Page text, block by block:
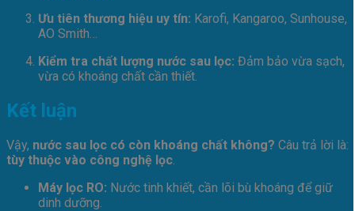
Ưu tiên thương hiệu uy tín: Karofi, Kangaroo, Sunhouse,
AO Smith…
Kiểm tra chất lượng nước sau lọc: Đảm bảo vừa sạch,
vừa có khoáng chất cần thiết.
Kết luận
Vậy, nước sau lọc có còn khoáng chất không? Câu trả lời là:
tùy thuộc vào công nghệ lọc.
Máy lọc RO: Nước tinh khiết, cần lõi bù khoáng để giữ
dinh dưỡng.